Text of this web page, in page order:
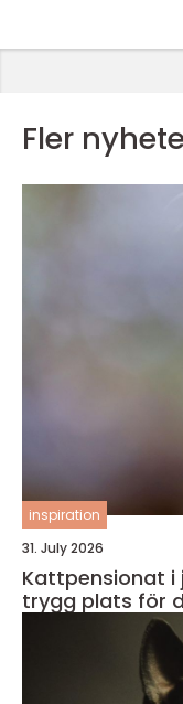
Fler
inspiration
31. July 2026
Kattpensionat i
trygg plats för